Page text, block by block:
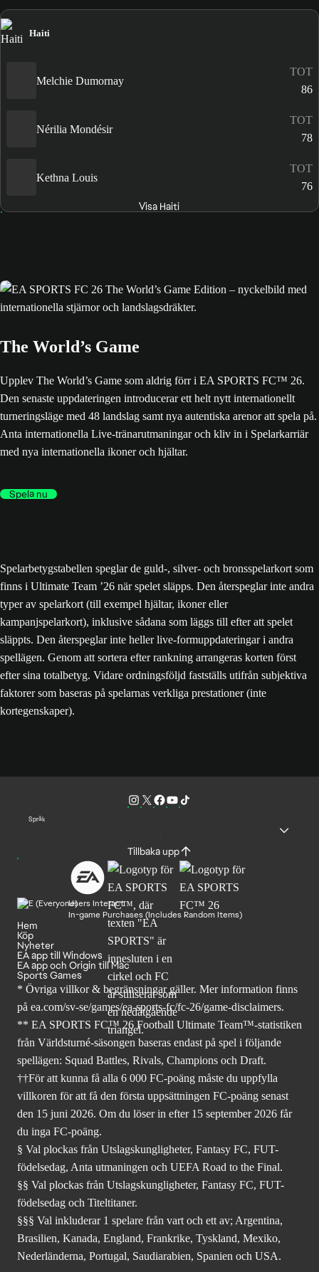
Haiti
Melchie Dumornay
TOT
86
Nérilia Mondésir
TOT
78
Kethna Louis
TOT
76
Visa Haiti
The World’s Game
Upplev The World’s Game som aldrig förr i EA SPORTS FC™ 26.
Den senaste uppdateringen introducerar ett helt nytt internationellt
turneringsläge med 48 landslag samt nya autentiska arenor att spela på.
Anta internationella Live-tränarutmaningar och kliv in i Spelarkarriär
med nya internationella ikoner och hjältar.
Spela nu
Spelarbetygstabellen speglar de guld-, silver- och bronsspelarkort som
finns i Ultimate Team ’26 när spelet släpps. Den återspeglar inte andra
typer av spelarkort (till exempel hjältar, ikoner eller
kampanjspelarkort), inklusive sådana som läggs till efter att spelet
släppts. Den återspeglar inte heller live-formuppdateringar i andra
spellägen. Genom att sortera efter rankning arrangeras korten först
efter sina totalbetyg. Vidare ordningsföljd fastställs utifrån subjektiva
faktorer som baseras på spelarnas verkliga prestationer (inte
kortegenskaper).
Språk
Tillbaka upp
Users Interact
In-game Purchases (Includes Random Items)
Hem
Köp
Nyheter
EA app till Windows
EA app och Origin till Mac
Sports Games
* Övriga villkor & begränsningar gäller. Merinformation finns
på ea.com/sv-se/games/ea-sports-fc/fc-26/game-disclaimers.
** EA SPORTS FC™ 26 Football Ultimate Team™-statistiken
från Världsturné-säsongen baseras endast på spel i följande
spellägen: Squad Battles, Rivals, Champions och Draft.
††För att kunna få alla 6 000 FC-poäng måste du uppfylla
villkoren för att få den första uppsättningen FC-poäng senast
den 15 juni 2026. Om du löser in efter 15 september 2026 får
du inga FC-poäng.
§ Val plockas från Utslagskungligheter, Fantasy FC, FUT-
födelsedag, Anta utmaningen och UEFA Road to the Final.
§§ Val plockas från Utslagskungligheter, Fantasy FC, FUT-
födelsedag och Titeltitaner.
§§§ Val inkluderar 1 spelare från vart och ett av; Argentina,
Brasilien, Kanada, England, Frankrike, Tyskland, Mexiko,
Nederländerna, Portugal, Saudiarabien, Spanien och USA.